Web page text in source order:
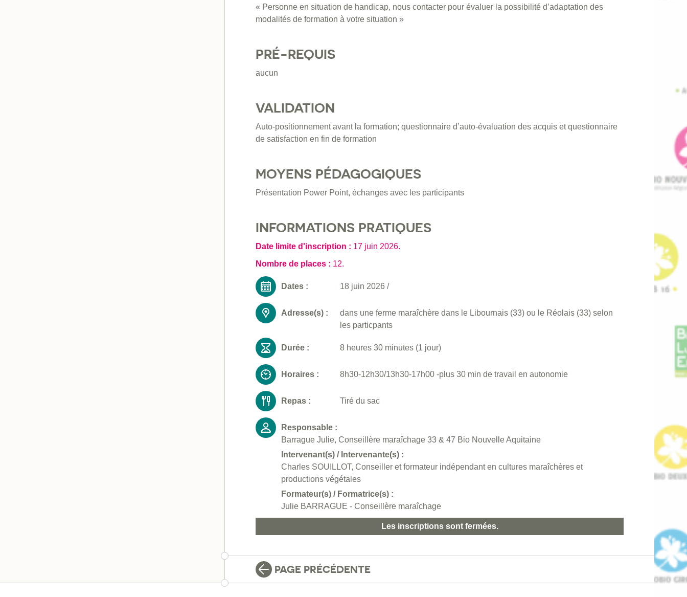
« Personne en situation de handicap, nous contacter pour évaluer la possibilité d’adaptation des
modalités de formation à votre situation »
PRÉ-REQUIS
aucun
VALIDATION
Auto-positionnement avant la formation; questionnaire d’auto-évaluation des acquis et questionnaire
de satisfaction en fin de formation
MOYENS PÉDAGOGIQUES
Présentation Power Point, échanges avec les participants
INFORMATIONS PRATIQUES
Date limite d'inscription : 17 juin 2026.
Nombre de places : 12.
Dates : 18 juin 2026 /
Adresse(s) :
dans une ferme maraîchère dans le Libournais (33) ou le Réolais (33) selon
les particpants
Durée : 8 heures 30 minutes (1 jour)
Horaires : 8h30-12h30/13h30-17h00 -plus 30 min de travail en autonomie
Repas : Tiré du sac
Responsable :
Barrague Julie, Conseillère maraîchage 33 & 47 Bio Nouvelle Aquitaine
Intervenant(s) / Intervenante(s) :
Charles SOUILLOT, Conseiller et formateur indépendant en cultures maraîchères et
productions végétales
Formateur(s) / Formatrice(s) :
Julie BARRAGUE - Conseillère maraîchage
Les inscriptions sont fermées.
PAGE PRÉCÉDENTE